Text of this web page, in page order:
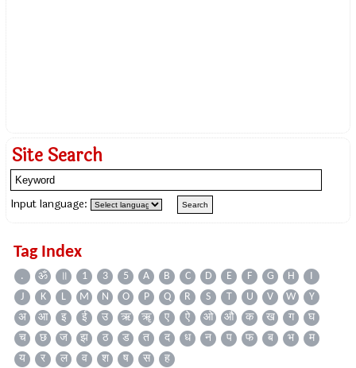
Site Search
Input language:
Tag Index
. ॐ ॥ 1 3 5 A B C D E F G H
I
J
K L M N O P Q R S T U V W
Y
अ
आ इ ई उ ऋ ॠ ए ऐ ओ औ क ख ग
घ
च
छ ज झ ठ ड त द ध न प फ ब भ
म
य
र ल व श ष स ह